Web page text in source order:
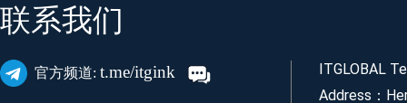
联系我们
官方频道: t.me/itgink
ITGLOBAL
Address：